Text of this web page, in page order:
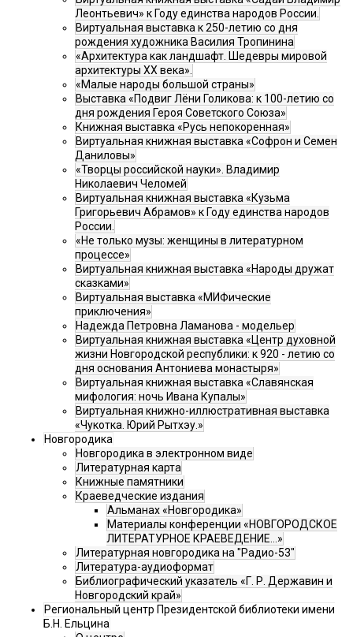
Леонтьевич» к Году единства народов России.
Виртуальная выставка к 250-летию со дня
рождения художника Василия Тропинина
«Архитектура как ландшафт. Шедевры мировой
архитектуры XX века».
«Малые народы большой страны»
Выставка «Подвиг Лёни Голикова: к 100-летию со
дня рождения Героя Советского Союза»
Книжная выставка «Русь непокоренная»
Виртуальная книжная выставка «Софрон и Семен
Даниловы»
«Творцы российской науки». Владимир
Николаевич Челомей
Виртуальная книжная выставка «Кузьма
Григорьевич Абрамов» к Году единства народов
России.
«Не только музы: женщины в литературном
процессе»
Виртуальная книжная выставка «Народы дружат
сказками»
Виртуальная выставка «МИФические
приключения»
Надежда Петровна Ламанова - модельер
Виртуальная книжная выставка «Центр духовной
жизни Новгородской республики: к 920 - летию со
дня основания Антониева монастыря»
Виртуальная книжная выставка «Славянская
мифология: ночь Ивана Купалы»
Виртуальная книжно-иллюстративная выставка
«Чукотка. Юрий Рытхэу.»
Новгородика
Новгородика в электронном виде
Литературная карта
Книжные памятники
Краеведческие издания
Альманах «Новгородика»
Материалы конференции «НОВГОРОДСКОЕ
ЛИТЕРАТУРНОЕ КРАЕВЕДЕНИЕ...»
Литературная новгородика на "Радио-53"
Литература-аудиоформат
Библиографический указатель «Г. Р. Державин и
Новгородский край»
Региональный центр Президентской библиотеки имени
Б.Н. Ельцина